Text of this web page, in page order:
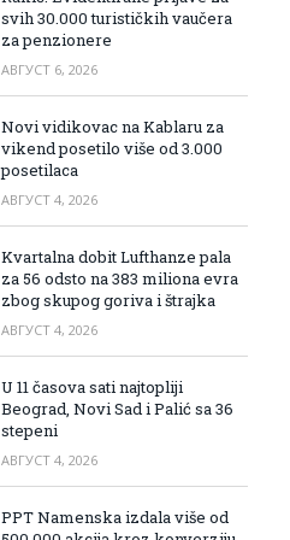
svih 30.000 turističkih vaučera
za penzionere
АВГУСТ 6, 2026
Novi vidikovac na Kablaru za
vikend posetilo više od 3.000
posetilaca
АВГУСТ 4, 2026
Kvartalna dobit Lufthanze pala
za 56 odsto na 383 miliona evra
zbog skupog goriva i štrajka
АВГУСТ 4, 2026
U 11 časova sati najtopliji
Beograd, Novi Sad i Palić sa 36
stepeni
АВГУСТ 4, 2026
PPT Namenska izdala više od